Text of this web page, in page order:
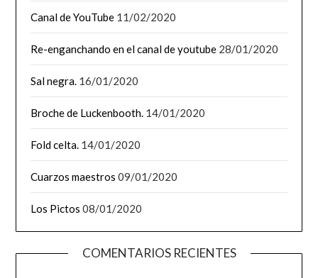
Canal de YouTube 11/02/2020
Re-enganchando en el canal de youtube 28/01/2020
Sal negra. 16/01/2020
Broche de Luckenbooth. 14/01/2020
Fold celta. 14/01/2020
Cuarzos maestros 09/01/2020
Los Pictos 08/01/2020
COMENTARIOS RECIENTES